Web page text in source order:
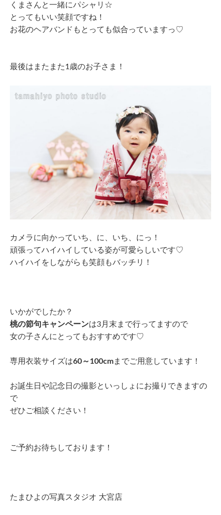
くまさんと一緒にパシャリ☆
とってもいい笑顔ですね！
お花のヘアバンドもとっても似合っていますっ♡
最後はまたまた1歳のお子さま！
カメラに向かっていち、に、いち、にっ！
頑張ってハイハイしている姿が可愛らしいです♡
ハイハイをしながらも笑顔もバッチリ！
いかがでしたか？
桃の節句キャンペーンは3月末まで行ってますので
女の子さんにとってもおすすめです♡
専用衣装サイズは60～100cmまでご用意しています！
お誕生日や記念日の撮影といっしょにお撮りできますの
で
ぜひご相談ください！
ご予約お待ちしております！
たまひよの写真スタジオ 大宮店